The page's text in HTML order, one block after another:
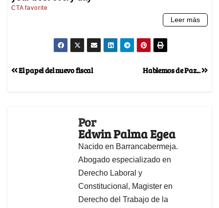
Hablemos de Paz...
El papel del nuevo fiscal
Por
Edwin Palma Egea
Nacido en Barrancabermeja.
Abogado especializado en
Derecho Laboral y
Constitucional, Magister en
Derecho del Trabajo de la